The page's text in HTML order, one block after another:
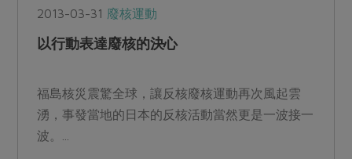
2013-03-31 廢核運動
以行動表達廢核的決心
福島核災震驚全球，讓反核廢核運動再次風起雲
湧，事發當地的日本的反核活動當然更是一波接一
波。...